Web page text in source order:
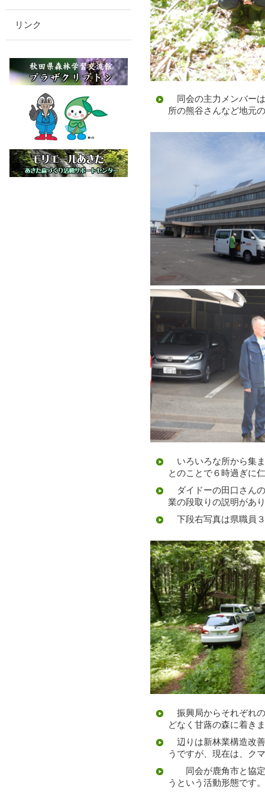
リンク
同会の主力メンバー
所の熊谷さんなど地元
いろいろな所から集
とのことで６時過ぎに
ダイドーの田口さん
業の段取りの説明があ
下段右写真は県職員
振興局からそれぞれ
どなく甘蕗の森に着き
辺りは新林業構造改
うですが、現在は、ク
同会が鹿角市と協定
うという活動形態です